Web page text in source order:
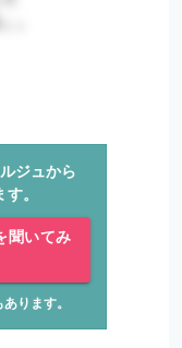
ジュから
。
聞いてみ
ります。